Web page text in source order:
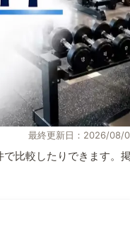
最終更新日：2026/08/
比較したりできます。